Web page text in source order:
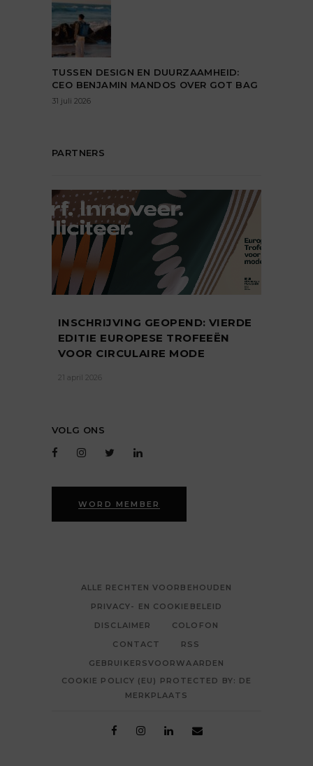
TUSSEN DESIGN EN DUURZAAMHEID:
CEO BENJAMIN MANDOS OVER GOT BAG
31 juli 2026
PARTNERS
INSCHRIJVING GEOPEND: VIERDE
EDITIE EUROPESE TROFEEËN
VOOR CIRCULAIRE MODE
21 april 2026
VOLG ONS
WORD MEMBER
ALLE RECHTEN VOORBEHOUDEN
PRIVACY- EN COOKIEBELEID
DISCLAIMER
COLOFON
CONTACT
RSS
GEBRUIKERSVOORWAARDEN
COOKIE POLICY (EU) PROTECTED BY: DE
MERKPLAATS